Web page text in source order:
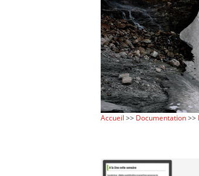
Accueil >> Documentation>>